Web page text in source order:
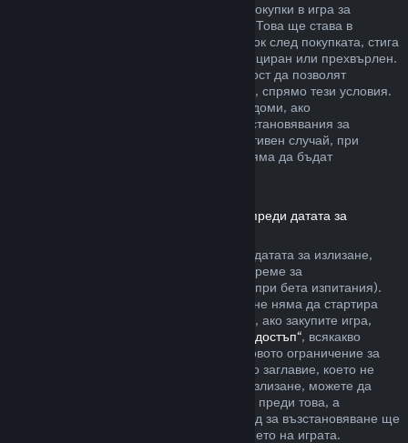
Steam ще предлага възстановяване на покупки в игра за
всякакви заглавия разработени от Valve. Това ще става в
рамките на четиридесет и осем часов срок след покупката, стига
артикула да не е бил използван, модифициран или прехвърлен.
Другите разработчици ще имат възможност да позволят
възстановявания за артикули в игрите си, спрямо тези условия.
По време на покупката Steam ще Ви уведоми, ако
разработчикът е решил да предлага възстановявания за
артикула в играта, който купувате. В противен случай, при
покупките в игри, които не са на Valve, няма да бъдат
Възстановявания за заглавия, закупени преди датата за
Когато закупите заглавие в Steam преди датата за излизане,
двучасовото ограничение на игралното време за
възстановяване ще е приложимо (освен при бета изпитания).
Но 14-дневният период за възстановяване няма да стартира
преди датата за излизане. Ето например, ако закупите игра,
„Разширен достъп“, всякакво
игрално време ще се отчита към двучасовото ограничение за
възстановяване. Ако предплатите дадено заглавие, което не
може да бъде пускано преди датата за излизане, можете да
изискате възстановяване по всяко време преди това, а
стандартният 14-дневен/двучасов период за възстановяване ще
се прилага, считано от датата за излизането на играта.